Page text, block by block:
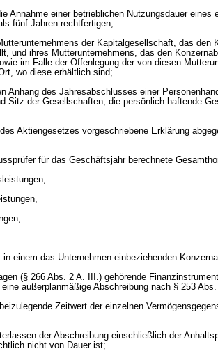
Annahme einer betrieblichen Nutzungsdauer eines
fünf Jahren rechtfertigen;
der Kapitalgesellschaft, das den
und ihres Mutterunternehmens, das den
im Falle der Offenlegung der von diesen
wo diese erhältlich sind;
Anhang des Jahresabschlusses einer
Sitz der Gesellschaften, die persönlich haftende
Aktiengesetzes vorgeschriebene Erklärung
für das Geschäftsjahr berechnete
einem das Unternehmen einbeziehenden
(§ 266 Abs. 2 A. III.) gehörende
außerplanmäßige Abschreibung nach § 253
Zeitwert der einzelnen
der Abschreibung einschließlich der
nicht von Dauer ist;